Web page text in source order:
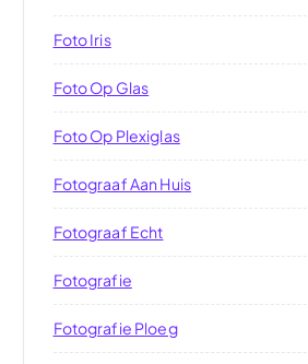
Foto Iris
Foto Op Glas
Foto Op Plexiglas
Fotograaf Aan Huis
Fotograaf Echt
Fotografie
Fotografie Ploeg